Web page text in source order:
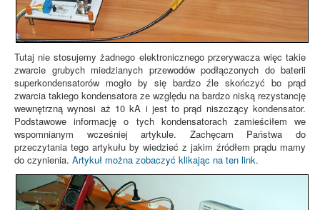
Tutaj nie stosujemy żadnego elektronicznego przerywacza więc takie
zwarcie grubych miedzianych przewodów podłączonych do baterii
superkondensatorów mogło by się bardzo źle skończyć bo prąd
zwarcia takiego kondensatora ze względu na bardzo niską rezystancję
wewnętrzną wynosi aż 10 kA i jest to prąd niszczący kondensator.
Podstawowe informację o tych kondensatorach zamieściłem we
wspomnianym wcześniej artykule. Zachęcam Państwa do
przeczytania tego artykułu by wiedzieć z jakim źródłem prądu mamy
do czynienia. Artykuł można zobaczyć klikając na ten link.